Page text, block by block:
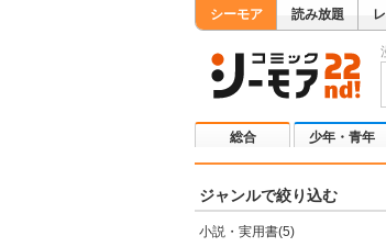
シーモア 読み放題
総合 少年・青年
ジャンルで絞り込む
小説・実用書(5)